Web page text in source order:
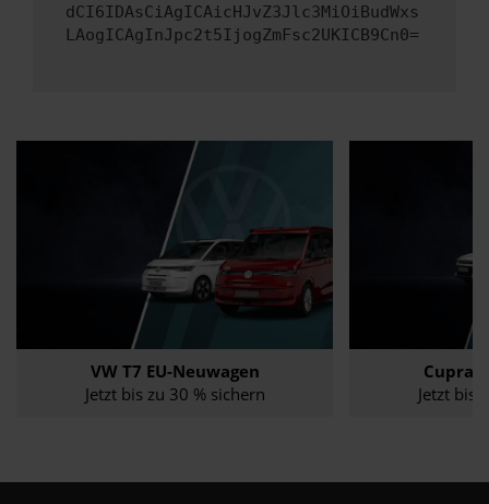
dCI6IDAsCiAgICAicHJvZ3Jlc3MiOiBudWxs
LAogICAgInJpc2t5IjogZmFsc2UKICB9Cn0=
30.04.2026 News
VW T7 EU-Neuwagen
Jetzt bis zu 30 % sichern
16.03.2026 News
Cupra
Jetzt bis